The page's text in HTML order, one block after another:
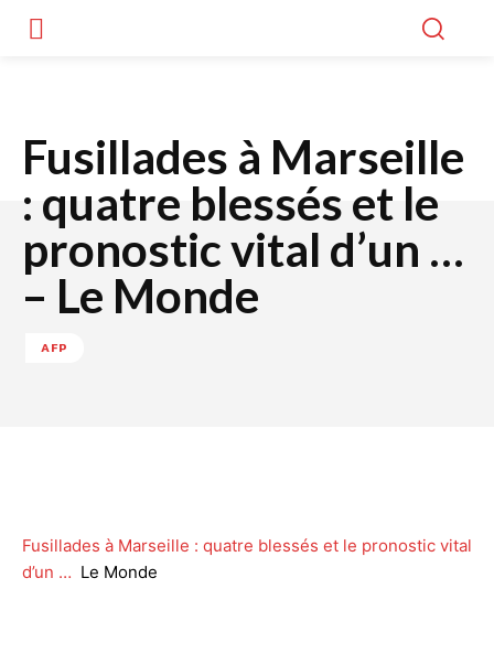
Fusillades à Marseille
: quatre blessés et le
pronostic vital d’un …
– Le Monde
AFP
Fusillades à Marseille : quatre blessés et le pronostic vital
d’un … Le Monde